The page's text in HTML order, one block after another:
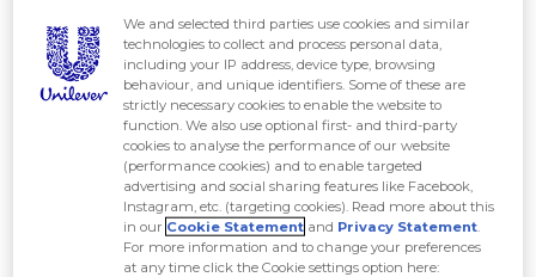
sữa đang làm mưa làm gió tại các tiệm salon,
các tông màu tóc nâu tây cũng đang là màu
nhuộm xu hướng trong vài năm trở lại đây.
Trong đó,nâu tây ánh khóilà một trong những
màu nhuộm ấn tượng nhất mà nàng không nên
bỏ lỡ! Hãy cùng All Things Beauty tìm hiểu về
màu nhuộm tóc này nhé!
We and selected third parties use cookies and similar
technologies to collect and process personal data,
including your IP address, device type, browsing
behaviour, and unique identifiers. Some of these are
strictly necessary cookies to enable the website to
function. We also use optional first- and third-party
cookies to analyse the performance of our website
(performance cookies) and to enable targeted
advertising and social sharing features like Facebook,
Instagram, etc. (targeting cookies). Read more about this
in our Cookie Statement and Privacy Statement
For more information and to change your preferences
at any time click the Cookie settings option here: